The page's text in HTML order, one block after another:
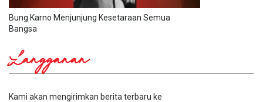
Bung Karno Menjunjung Kesetaraan Semua
Bangsa
Langganan
Kami akan mengirimkan berita terbaru ke